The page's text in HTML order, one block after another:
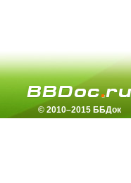
© 2010–2015 ББДок